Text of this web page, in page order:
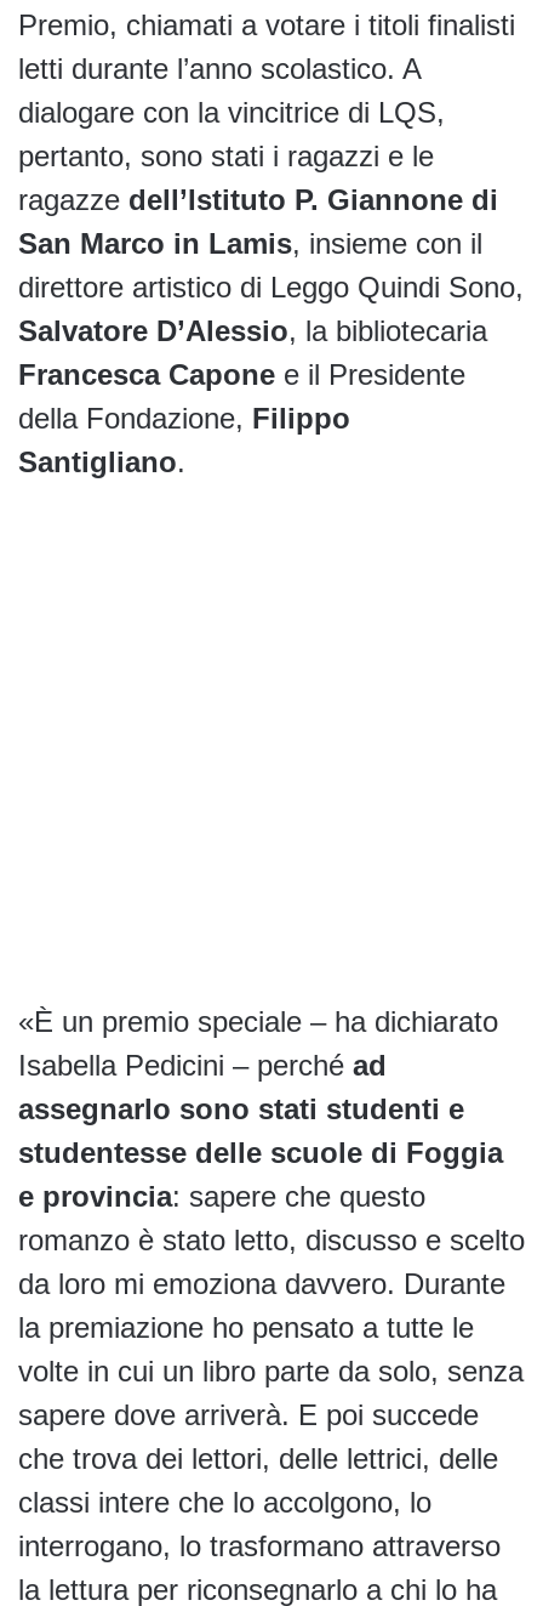
Premio, chiamati a votare i titoli finalisti
letti durante l’anno scolastico. A
dialogare con la vincitrice di LQS,
pertanto, sono stati i ragazzi e le
ragazze dell’Istituto P. Giannone di
San Marco in Lamis, insieme con il
direttore artistico di Leggo Quindi Sono,
Salvatore D’Alessio, la bibliotecaria
Francesca Capone e il Presidente
della Fondazione, Filippo
Santigliano.
«È un premio speciale – ha dichiarato
Isabella Pedicini – perché ad
assegnarlo sono stati studenti e
studentesse delle scuole di Foggia
e provincia: sapere che questo
romanzo è stato letto, discusso e scelto
da loro mi emoziona davvero. Durante
la premiazione ho pensato a tutte le
volte in cui un libro parte da solo, senza
sapere dove arriverà. E poi succede
che trova dei lettori, delle lettrici, delle
classi intere che lo accolgono, lo
interrogano, lo trasformano attraverso
la lettura per riconsegnarlo a chi lo ha